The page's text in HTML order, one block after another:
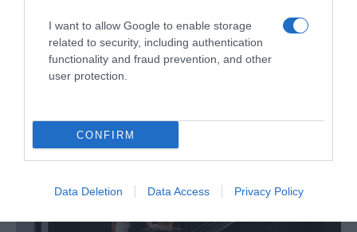
I want to allow Google to enable storage
related to security, including authentication
functionality and fraud prevention, and other
user protection.
CONFIRM
Data Deletion Data Access Privacy Policy
Hotéis Savoy Signature distinguidos com os
Booking.com Traveller Review Awards 2026
2 Jul 11:59